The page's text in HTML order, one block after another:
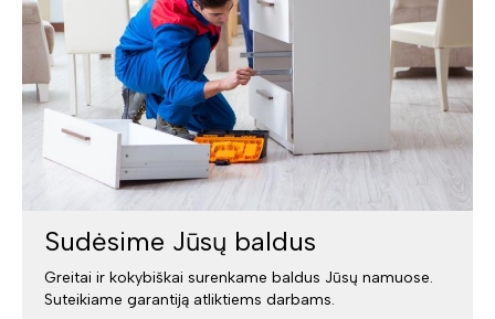
Sudėsime Jūsų baldus
Greitai ir kokybiškai surenkame baldus Jūsų namuose.
Suteikiame garantiją atliktiems darbams.